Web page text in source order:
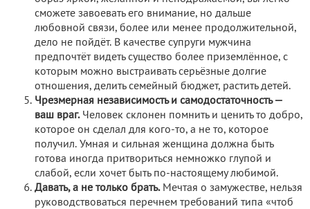
сможете завоевать его внимание, но дальше
любовной связи, более или менее продолжительной,
дело не пойдёт. В качестве супруги мужчина
предпочтёт видеть существо более приземлённое, с
которым можно выстраивать серьёзные долгие
отношения, делить семейный бюджет, растить детей.
Чрезмерная независимость и самодостаточность —
ваш враг. Человек склонен помнить и ценить то добро,
которое он сделал для кого-то, а не то, которое
получил. Умная и сильная женщина должна быть
готова иногда притвориться немножко глупой и
слабой, если хочет быть по-настоящему любимой.
Давать, а не только брать.Мечтая о замужестве, нельзя
руководствоваться перечнем требований типа «чтоб